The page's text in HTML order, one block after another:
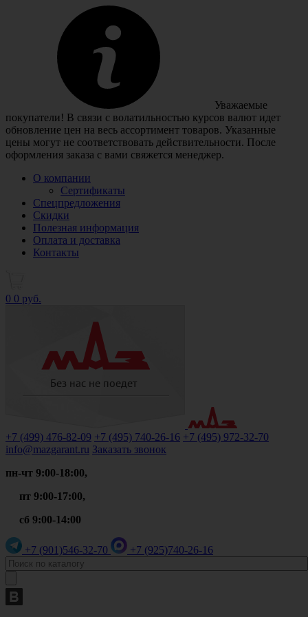
Уважаемые
покупатели! В связи с волатильностью курсов валют идет
обновление цен на весь ассортимент товаров. Указанные
цены могут не соответствовать действительности. После
оформления заказа с вами свяжется менеджер.
О компании
Сертификаты
Спецпредложения
Скидки
Полезная информация
Оплата и доставка
Контакты
0 0 руб.
+7 (499) 476-82-09 +7 (495) 740-26-16 +7 (495) 972-32-70
info@mazgarant.ru Заказать звонок
пн-чт 9:00-18:00,
пт 9:00-17:00,
сб 9:00-14:00
+7 (901)546-32-70 +7 (925)740-26-16